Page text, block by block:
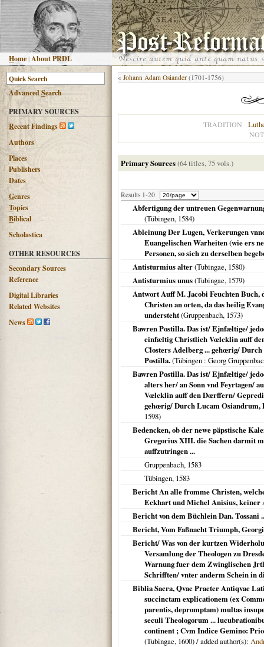
Home |About PRDL
AdvancedSearch
PRIMARY SOURCES
Recent Findings
Authors
Places
Publishers
Dates
Genres
Topics
Biblical
Scholastica
OTHER RESOURCES
Secondary Sources
Reference
Digital Libraries
Related Websites
News
« Johann Adam Osiander (1701-1756)
TRADITION
Primary Sources(64 titles, 75 vols.)
Results 1-20
Abfertigung der untreuen
(Tübingen, 1584)
Ableinung Der Lugen, Verkerungen
Euangelischen Warheiten (wie ers
Personen, so sich zu derselben
Antisturmius alter(Tubingae, 1580)
Antisturmius unus(Tubingae, 1579)
Antwort Auff M. Jacobi Feuchten Buch,
Christen an orten, da das heilig
understeht(Gruppenbach, 1573)
Bawren Postilla. Das ist/ Ejnfæltige/
einfæltig Christlich Vœlcklin auff
Closters Adelberg ... gehœrig/
Postilla.(Tübingen : Georg
Bawren Postilla. Das ist/ Ejnfæltige/
alters her/ an Sonn vnd Feyrtagen/
Vœlcklin auff den Dœrffern/
gehœrig/ Durch Lucam Osiandrum,
1598)
Bedencken, ob der newe päpstische
Gregorius XIII. die Sachen darmit
auffzutringen ...
Gruppenbach, 1583
Tübingen, 1583
Bericht An alle fromme Christen,
Eckhart und Michel Anisius, keiner
Bericht von dem Büchlein Dan.
Bericht, Vom Faßnacht Triumph,
Bericht/ Was von der kurtzen
Versamlung der Theologen zu
Warnung fuer dem Zwinglischen
Schrifften/ vnter anderm Schein in
Biblia Sacra, Qvae Praeter Antiqvae
succinctam explicationem (ex
parentis, depromptam) multas
seculi Theologorum ...
continent ; Cvm Indice Gemino:
(Tubingae, 1600) / added author(s):